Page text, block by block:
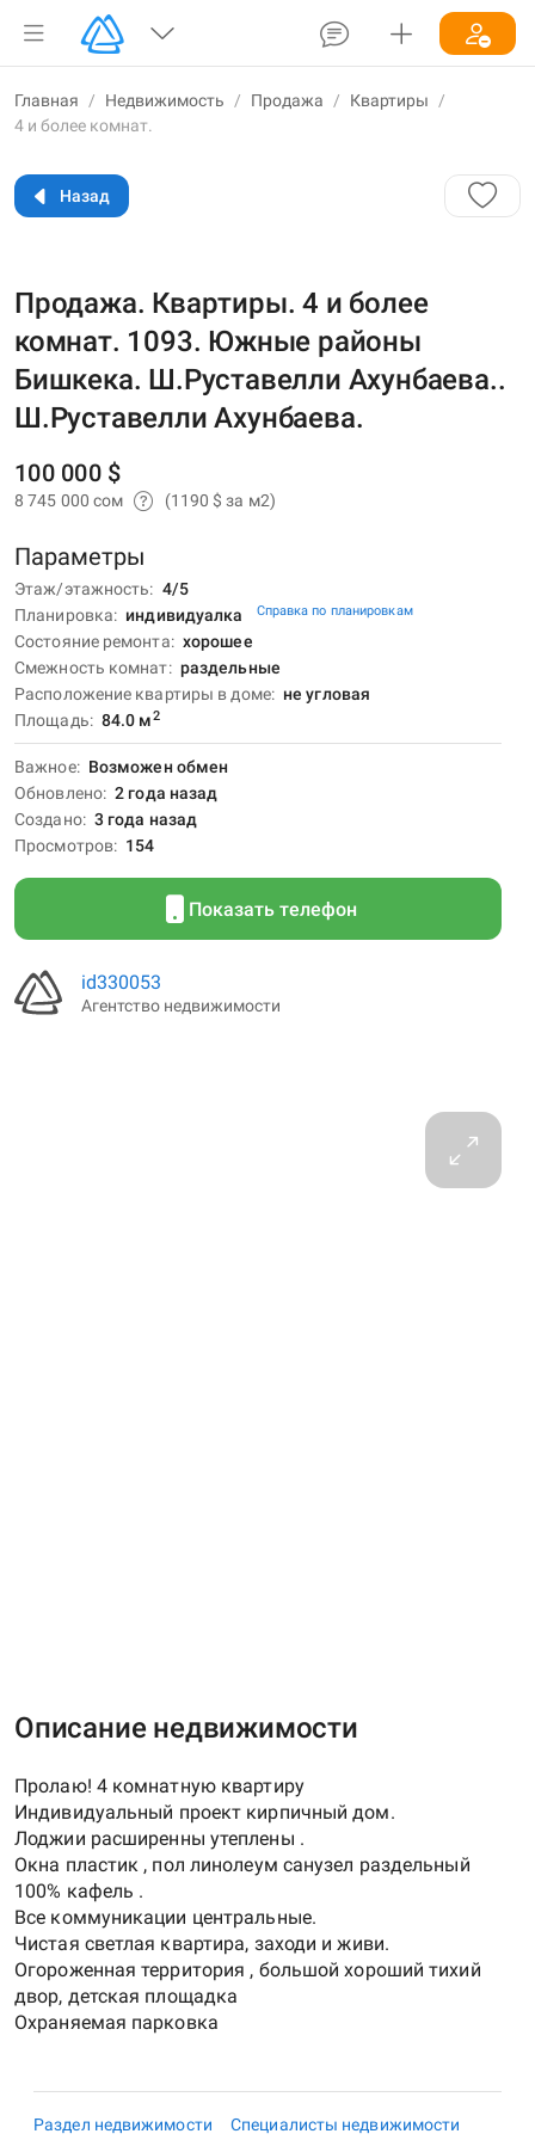
Главная / Недвижимость / Продажа / Квартиры
/
4 и более комнат.
Назад
Продажа. Квартиры. 4 и более
комнат. 1093. Южные районы
Бишкека. Ш.Руставелли Ахунбаева..
Ш.Руставелли Ахунбаева.
100 000 $
8 745 000 сом (1190 $ за м2)
Параметры
Этаж/этажность
4/5
Планировка
индивидуалка Справка по планировкам
Состояние ремонта
хорошее
Смежность комнат
раздельные
Расположение квартиры в доме
не угловая
Площадь
84.0 м2
Важное
Возможен обмен
Обновлено
2 года назад
Создано
3 года назад
Просмотров
154
Показать телефон
id330053
Агентство недвижимости
Описание недвижимости
Пролаю! 4 комнатную квартиру
Индивидуальный проект кирпичный дом.
Лоджии расширенны утеплены .
Окна пластик , пол линолеум санузел раздельный
100% кафель .
Все коммуникации центральные.
Чистая светлая квартира, заходи и живи.
Огороженная территория , большой хороший тихий
двор, детская площадка
Раздел недвижимости Специалисты недвижимости